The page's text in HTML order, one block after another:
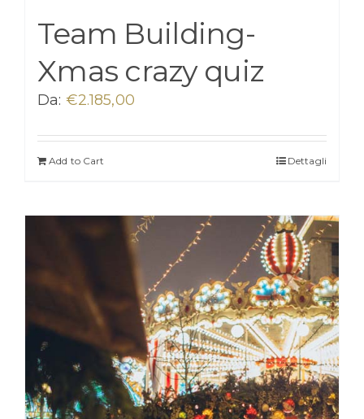
Team Building-
Xmas crazy quiz
Da: €2.185,00
Add to Cart Dettagli